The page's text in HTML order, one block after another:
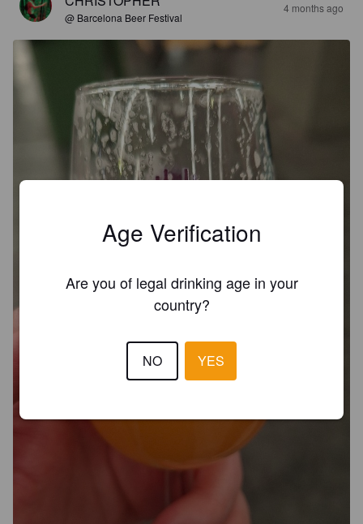
@ Barcelona Beer Festival
4 months ago
Age Verification
Are you of legal drinking age in your
country?
NO YES